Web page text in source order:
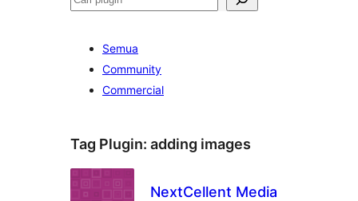
Semua
Community
Commercial
Tag Plugin: adding images
NextCellent Media